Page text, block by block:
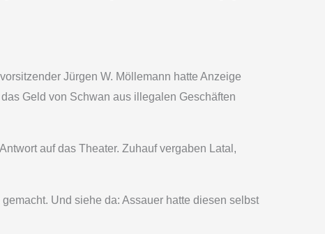
Jürgen W. Möllemann hatte Anzeige
Geld von Schwan aus illegalen Geschäften
auf das Theater. Zuhauf vergaben Latal,
Und siehe da: Assauer hatte diesen selbst